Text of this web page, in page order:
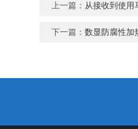
上一篇： 从接收到使用
下一篇：数显防腐性加